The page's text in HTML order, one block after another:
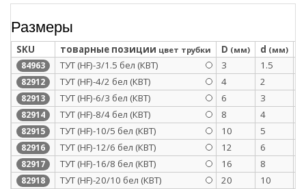
Размеры
SKU товарные позиции цвет трубки D (мм) d (мм)
84963 ТУТ (HF)-3/1.5 бел (КВТ) 3 1.5
82912 ТУТ (HF)-4/2 бел (КВТ) 4 2
82913 ТУТ (HF)-6/3 бел (КВТ) 6 3
82914 ТУТ (HF)-8/4 бел (КВТ) 8 4
82915 ТУТ (HF)-10/5 бел (КВТ) 10 5
82916 ТУТ (HF)-12/6 бел (КВТ) 12 6
82917 ТУТ (HF)-16/8 бел (КВТ) 16 8
82918 ТУТ (HF)-20/10 бел (КВТ) 20 10